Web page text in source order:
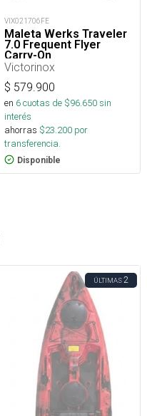
VIX021706FE
Maleta Werks Traveler
7.0 Frequent Flyer
Carry-On
Victorinox
$ 579.900
en 6cuotas de $96.650sin
interés
ahorras $23.200 por
transferencia.
Disponible
ÚLTIMAS2